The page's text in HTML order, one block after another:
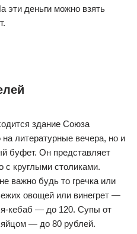
эти деньги можно взять
здание Союза
литературные вечера, но и
буфет. Он представляет
с круглыми столиками.
важно будь то гречка или
овощей или винегрет —
кебаб — до 120. Супы от
яйцом — до 80 рублей.